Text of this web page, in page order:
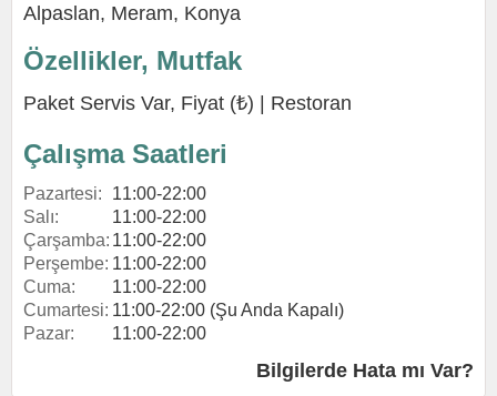
Alpaslan, Meram, Konya
Özellikler, Mutfak
Paket Servis Var, Fiyat (₺) | Restoran
Çalışma Saatleri
Pazartesi:
11:00-22:00
Salı:
11:00-22:00
Çarşamba: 11:00-22:00
Perşembe: 11:00-22:00
Cuma:
11:00-22:00
Cumartesi: 11:00-22:00 (Şu Anda Kapalı)
Pazar:
11:00-22:00
Bilgilerde Hata mı Var?